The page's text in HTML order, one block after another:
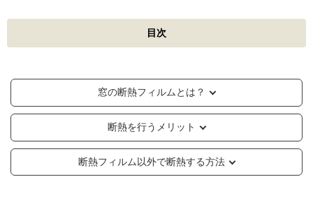
目次
窓の断熱フィルムとは？
断熱を行うメリット
断熱フィルム以外で断熱する方法